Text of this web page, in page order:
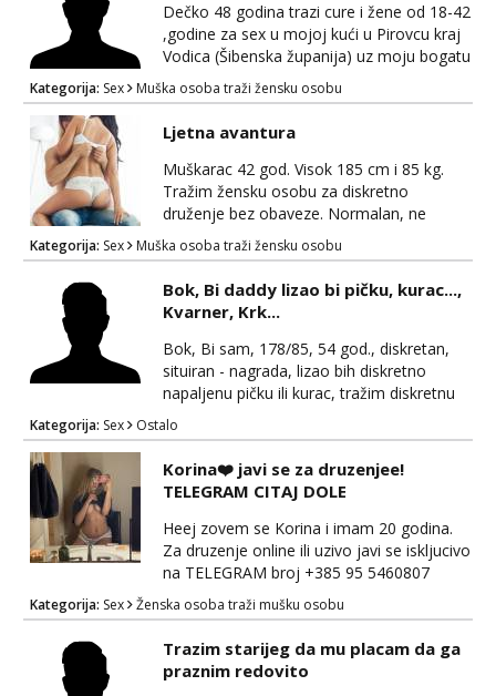
Dečko 48 godina trazi cure i žene od 18-42
,godine za sex u mojoj kući u Pirovcu kraj
Vodica (Šibenska županija) uz moju bogatu
nagradu.Možete mi se javiti na VIBER ili
WATCUPP +385993358977 P.S.GAY I
BONOVI OFF
Kategorija: Sex Muška osoba traži žensku osobu
Ljetna avantura
Muškarac 42 god. Visok 185 cm i 85 kg.
Tražim žensku osobu za diskretno
druženje bez obaveze. Normalan, ne
pušim, ne pijem, zabavan, držim do
higijene. Želio bih probat nešto novo! Pa
ako imaš skrivenu želju, slobodno mi se
javi! Možda se i dogovorimo. Sljedi i
nagrada! Kontakt porukom na WhatsApp
Molim muške osobe da mi se NE javljaju !
Hvala, pozdrav!
Kategorija: Sex Muška osoba traži žensku osobu
Bok, Bi daddy lizao bi pičku, kurac...,
Kvarner, Krk...
Bok, Bi sam, 178/85, 54 god., diskretan,
situiran - nagrada, lizao bih diskretno
napaljenu pičku ili kurac, tražim diskretnu
curu/ženu (ili dvije), par, dečka..., sve
možemo dogovorit, javi(te) se na
dani345hr@zohomail.eu pa dam kontakt
za telegram, mob., whats up, diskrecija
obvezna, Kvarner, Krk, Rijeka...
Kategorija: Sex Ostalo
Korina❤️ javi se za druzenjee!
TELEGRAM CITAJ DOLE
Heej zovem se Korina i imam 20 godina.
Za druzenje online ili uzivo javi se iskljucivo
na TELEGRAM broj ‪+385 95 5460807
Kategorija: Sex Ženska osoba traži mušku osobu
Trazim starijeg da mu placam da ga
praznim redovito